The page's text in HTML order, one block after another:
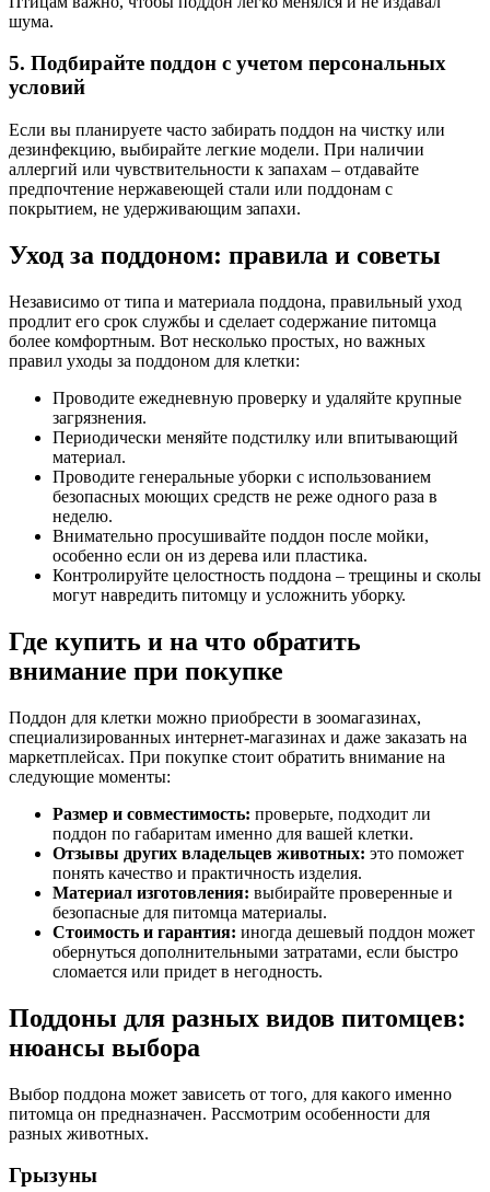
шума.
5. Подбирайте поддон с учетом персональных
условий
Если вы планируете часто забирать поддон на чистку или
дезинфекцию, выбирайте легкие модели. При наличии
аллергий или чувствительности к запахам – отдавайте
предпочтение нержавеющей стали или поддонам с
покрытием, не удерживающим запахи.
Уход за поддоном: правила и советы
Независимо от типа и материала поддона, правильный уход
продлит его срок службы и сделает содержание питомца
более комфортным. Вот несколько простых, но важных
правил уходы за поддоном для клетки:
Проводите ежедневную проверку и удаляйте крупные
загрязнения.
Периодически меняйте подстилку или впитывающий
материал.
Проводите генеральные уборки с использованием
безопасных моющих средств не реже одного раза в
неделю.
Внимательно просушивайте поддон после мойки,
особенно если он из дерева или пластика.
Контролируйте целостность поддона – трещины и сколы
могут навредить питомцу и усложнить уборку.
Где купить и на что обратить
внимание при покупке
Поддон для клетки можно приобрести в зоомагазинах,
специализированных интернет-магазинах и даже заказать на
маркетплейсах. При покупке стоит обратить внимание на
следующие моменты:
Размер и совместимость: проверьте, подходит ли
поддон по габаритам именно для вашей клетки.
Отзывы других владельцев животных: это поможет
понять качество и практичность изделия.
Материал изготовления: выбирайте проверенные и
безопасные для питомца материалы.
Стоимость и гарантия: иногда дешевый поддон может
обернуться дополнительными затратами, если быстро
сломается или придет в негодность.
Поддоны для разных видов питомцев:
нюансы выбора
Выбор поддона может зависеть от того, для какого именно
питомца он предназначен. Рассмотрим особенности для
разных животных.
Грызуны